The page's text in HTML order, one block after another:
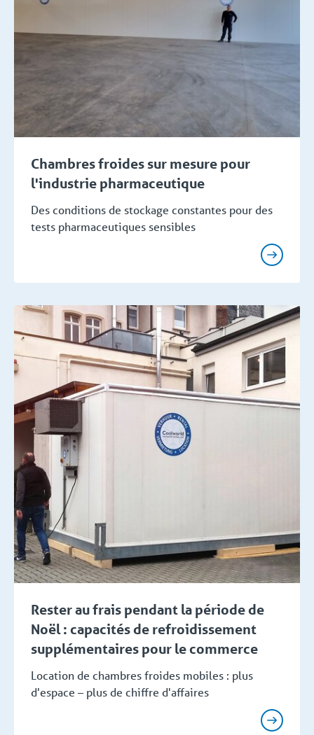
Chambres froides sur mesure pour
l'industrie pharmaceutique
Des conditions de stockage constantes pour des
tests pharmaceutiques sensibles
Rester au frais pendant la période de
Noël : capacités de refroidissement
supplémentaires pour le commerce
Location de chambres froides mobiles : plus
d'espace – plus de chiffre d'affaires